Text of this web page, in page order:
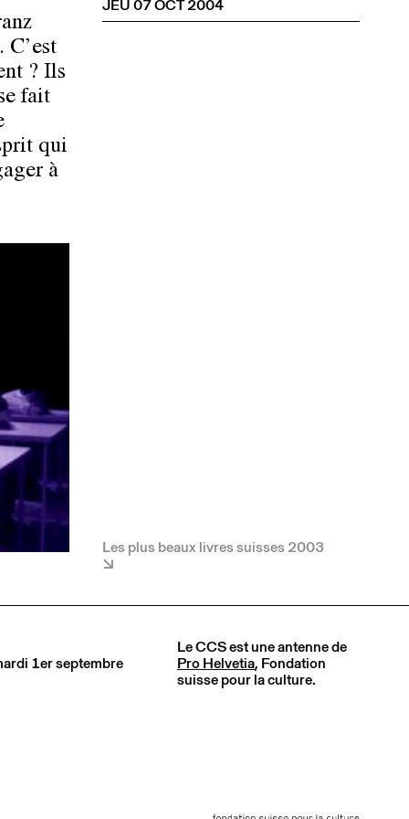
? Ils
fait
qui
à
JEU 07 OCT 2004
Les plus beaux livres suisses 2003
1er septembre
Le CCS est une antenne de
Pro Helvetia, Fondation
suisse pour la culture.